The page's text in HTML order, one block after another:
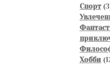
Спорт 3
Хобби